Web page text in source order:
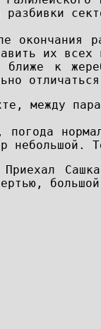
окончания
их
к
между